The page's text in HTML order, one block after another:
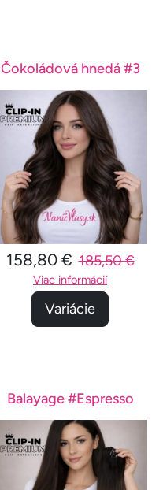
Čokoládová hnedá #3
158,80 € 185,50 €
Viac informácií
Variácie
Balayage #Espresso